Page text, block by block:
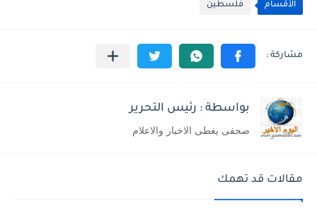
الأقسام فلسطين
بواسطة : رئيس التحرير
صحفى يغطى الاخبار والاعلام
مقالات قد تهمك